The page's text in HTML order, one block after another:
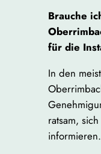
Brauche
für die
In den
ratsam,
informieren.